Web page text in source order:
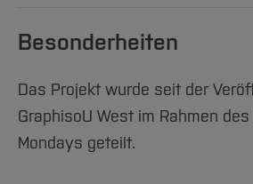
Besonderheiten
Das Projekt wurde seit der
GraphisoU West im Rahmen
Mondays geteilt.